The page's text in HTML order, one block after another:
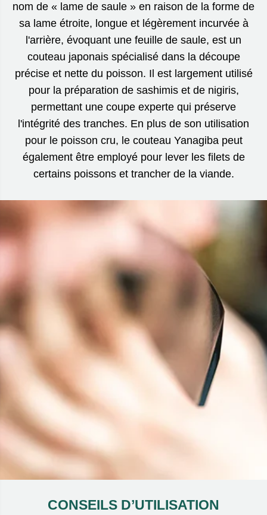
nom de « lame de saule » en raison de la forme de
sa lame étroite, longue et légèrement incurvée à
l'arrière, évoquant une feuille de saule, est un
couteau japonais spécialisé dans la découpe
précise et nette du poisson. Il est largement utilisé
pour la préparation de sashimis et de nigiris,
permettant une coupe experte qui préserve
l'intégrité des tranches. En plus de son utilisation
pour le poisson cru, le couteau Yanagiba peut
également être employé pour lever les filets de
certains poissons et trancher de la viande.
CONSEILS D’UTILISATION